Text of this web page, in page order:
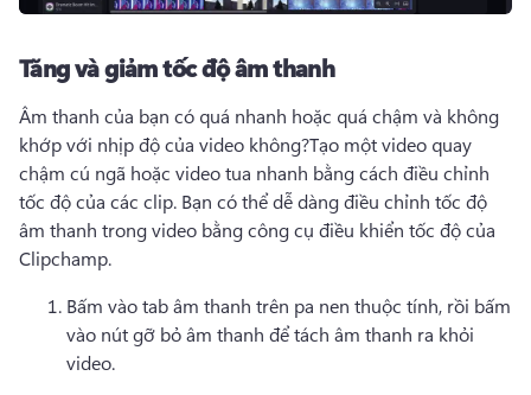
Tăng và giảm tốc độ âm thanh
Âm thanh của bạn có quá nhanh hoặc quá chậm và không
khớp với nhịp độ của video không?Tạo một video quay
chậm cú ngã hoặc video tua nhanh bằng cách điều chỉnh
tốc độ của các clip. Bạn có thể dễ dàng điều chỉnh tốc độ
âm thanh trong video bằng công cụ điều khiển tốc độ của
Clipchamp.
Bấm vào tab âm thanh trên pa nen thuộc tính, rồi bấm
vào nút gỡ bỏ âm thanh để tách âm thanh ra khỏi
video.